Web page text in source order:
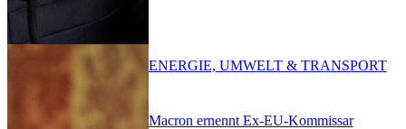
Macron ernennt Ex-EU-Kommissar
ENERGIE, UMWELT & TRANSPORT